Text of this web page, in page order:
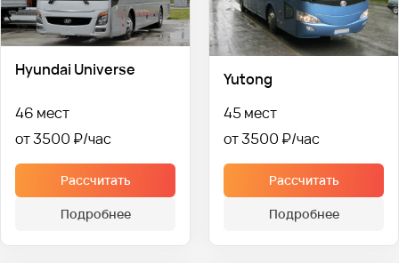
Hyundai Universe
46 мест
от 3500 ₽
Рассчитать
Подробнее
Yutong
45 мест
от 3500 ₽
Рассчитать
Подробнее